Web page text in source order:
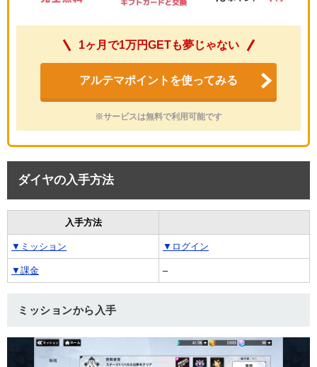
1ヶ月で1万円GETも夢じゃない
アルテマポイントを使ってみる
※サービスは無料で利用可能です
ダイヤの入手方法
入手方法
▼ミッション ▼ログイン
▼課金 –
ミッションから入手